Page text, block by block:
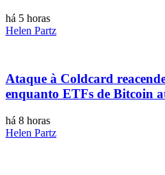
há 5 horas
Helen Partz
Ataque à Coldcard
enquanto ETFs de Bitcoin
há 8 horas
Helen Partz